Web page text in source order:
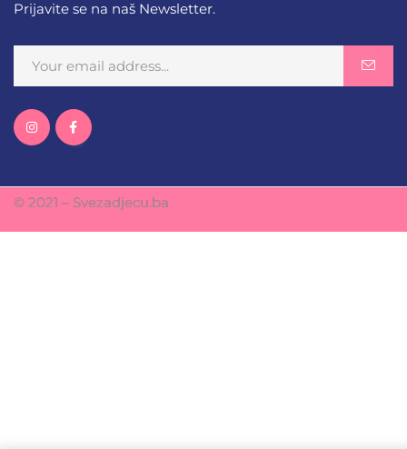
Prijavite se na naš Newsletter.
© 2021 – Svezadjecu.ba